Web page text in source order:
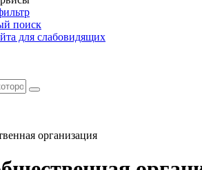
поиск
для слабовидящих
организация